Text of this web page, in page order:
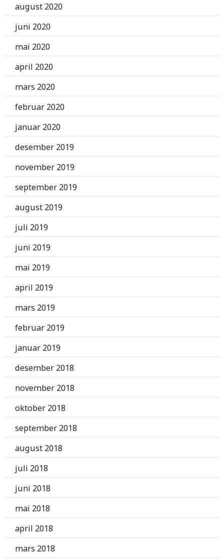
august 2020
juni 2020
mai 2020
april 2020
mars 2020
februar 2020
januar 2020
desember 2019
november 2019
september 2019
august 2019
juli 2019
juni 2019
mai 2019
april 2019
mars 2019
februar 2019
januar 2019
desember 2018
november 2018
oktober 2018
september 2018
august 2018
juli 2018
juni 2018
mai 2018
april 2018
mars 2018